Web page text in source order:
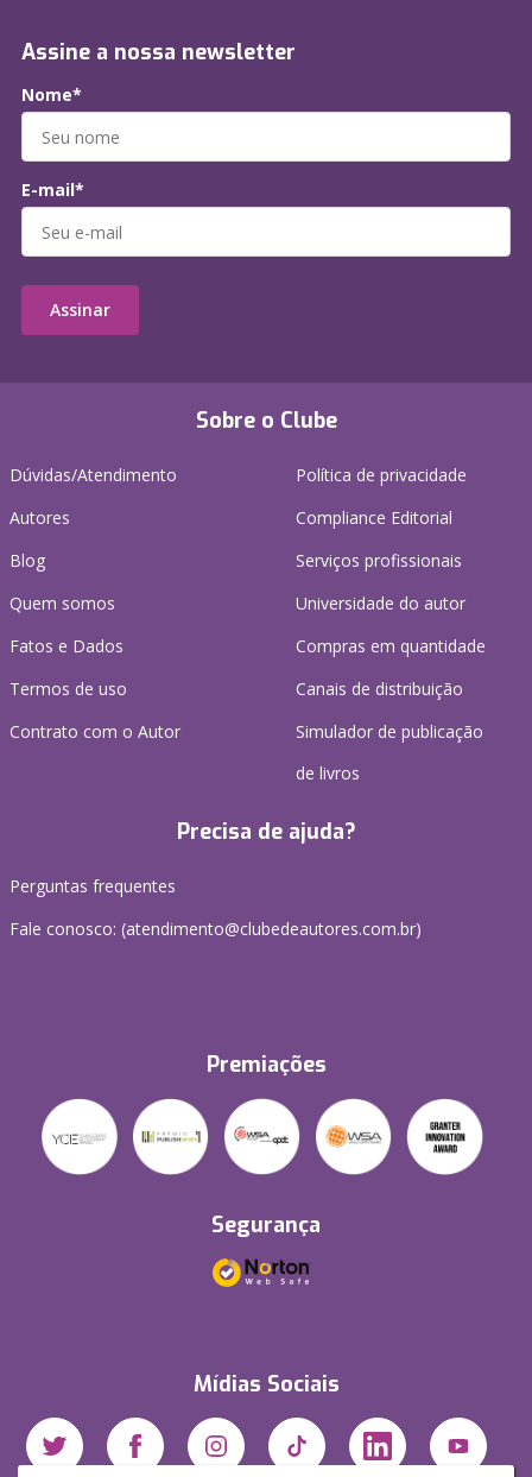
Sobre o Clube
Dúvidas/Atendimento
Autores
Blog
Quem somos
Fatos e Dados
Termos de uso
Contrato com o Autor
Política de privacidade
Compliance Editorial
Serviços profissionais
Universidade do autor
Compras em quantidade
Canais de distribuição
Simulador de publicação
de livros
Precisa de ajuda?
Perguntas frequentes
Fale conosco: (atendimento@clubedeautores.com.br)
Premiações
Segurança
Mídias Sociais
Assine a nossa newsletter
Nome*
E-mail*
Assinar